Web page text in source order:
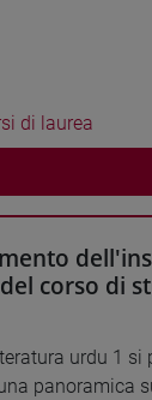
di laurea
corso di
urdu 1
panoramica